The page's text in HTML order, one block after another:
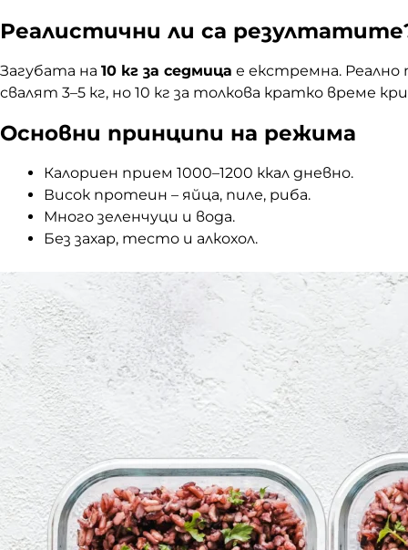
Реалистични ли са
Загубата на 10 кг за седмица е екстремна. Реално
свалят 3–5 кг, но 10 кг за толкова кратко време
Основни принципи на режима
Калориен прием 1000–1200 ккал дневно.
Висок протеин – яйца, пиле, риба.
Много зеленчуци и вода.
Без захар, тесто и алкохол.